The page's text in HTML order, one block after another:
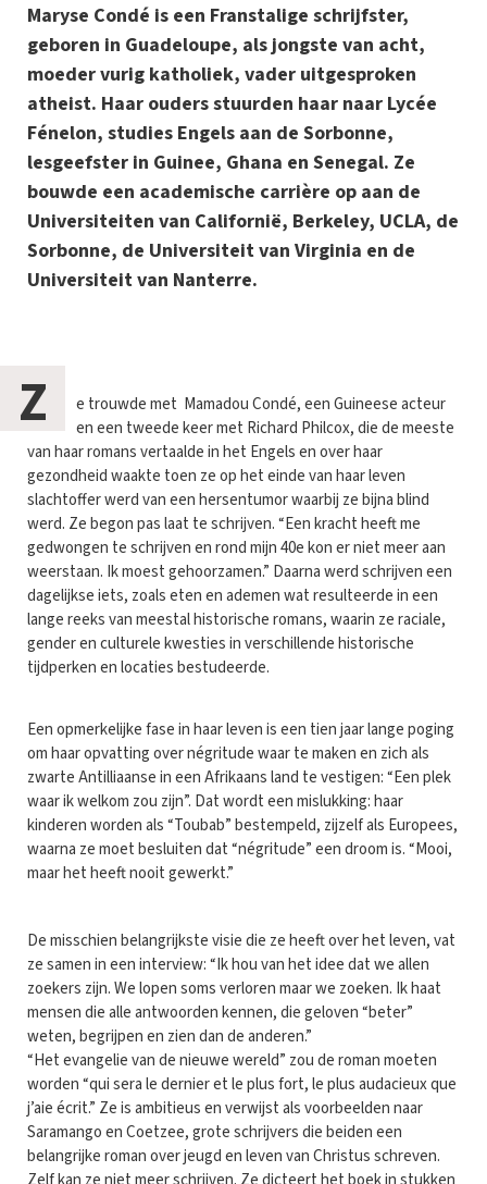
Maryse Condé is een Franstalige schrijfster,
geboren in Guadeloupe, als jongste van acht,
moeder vurig katholiek, vader uitgesproken
atheist. Haar ouders stuurden haar naar Lycée
Fénelon, studies Engels aan de Sorbonne,
lesgeefster in Guinee, Ghana en Senegal. Ze
bouwde een academische carrière op aan de
Universiteiten van Californië, Berkeley, UCLA, de
Sorbonne, de Universiteit van Virginia en de
Universiteit van Nanterre.
Z
e trouwde met Mamadou Condé, een Guineese acteur
en een tweede keer met Richard Philcox, die de meeste
van haar romans vertaalde in het Engels en over haar
gezondheid waakte toen ze op het einde van haar leven
slachtoffer werd van een hersentumor waarbij ze bijna blind
werd. Ze begon pas laat te schrijven. “Een kracht heeft me
gedwongen te schrijven en rond mijn 40e kon er niet meer aan
weerstaan. Ik moest gehoorzamen.” Daarna werd schrijven een
dagelijkse iets, zoals eten en ademen wat resulteerde in een
lange reeks van meestal historische romans, waarin ze raciale,
gender en culturele kwesties in verschillende historische
tijdperken en locaties bestudeerde.
Een opmerkelijke fase in haar leven is een tien jaar lange poging
om haar opvatting over négritude waar te maken en zich als
zwarte Antilliaanse in een Afrikaans land te vestigen: “Een plek
waar ik welkom zou zijn”. Dat wordt een mislukking: haar
kinderen worden als “Toubab” bestempeld, zijzelf als Europees,
waarna ze moet besluiten dat “négritude” een droom is. “Mooi,
maar het heeft nooit gewerkt.”
De misschien belangrijkste visie die ze heeft over het leven, vat
ze samen in een interview: “Ik hou van het idee dat we allen
zoekers zijn. We lopen soms verloren maar we zoeken. Ik haat
mensen die alle antwoorden kennen, die geloven “beter”
weten, begrijpen en zien dan de anderen.”
“Het evangelie van de nieuwe wereld” zou de roman moeten
worden “qui sera le dernier et le plus fort, le plus audacieux que
j’aie écrit.” Ze is ambitieus en verwijst als voorbeelden naar
Saramango en Coetzee, grote schrijvers die beiden een
belangrijke roman over jeugd en leven van Christus schreven.